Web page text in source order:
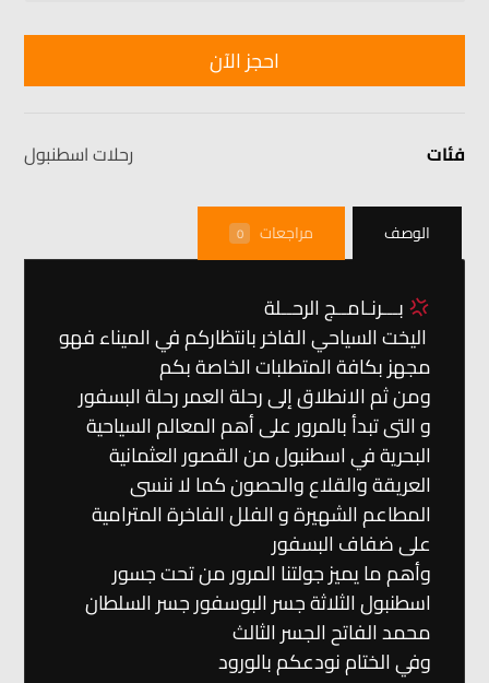
احجز الآن
فئات رحلات اسطنبول
الوصف مراجعات 0
بـــرنـامــج الرحــلة
‏‎ اليخت السياحي الفاخر بانتظاركم في الميناء فهو
مجهز بكافة المتطلبات الخاصة بكم
ومن ثم الانطلاق إلى رحلة العمر رحلة البسفور
و التى تبدأ بالمرور على أهم المعالم السياحية
البحرية في اسطنبول من القصور العثمانية
العريقة والقلاع والحصون كما لا ننسى
المطاعم الشهيرة و الفلل الفاخرة المترامية
على ضفاف البسفور
وأهم ما يميز جولتنا المرور من تحت جسور
اسطنبول الثلاثة جسر البوسفور جسر السلطان
محمد الفاتح الجسر الثالث
وفي الختام نودعكم بالورود